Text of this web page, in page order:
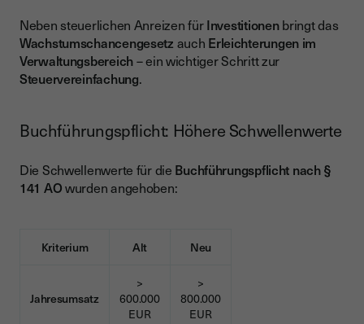
Neben steuerlichen Anreizen fürInvestitionenbringt das
Wachstumschancengesetz auch Erleichterungen im
Verwaltungsbereich– ein wichtiger Schritt zur
Steuervereinfachung.
Buchführungspflicht: Höhere Schwellenwerte
Die Schwellenwerte für die Buchführungspflicht nach §
141 AOwurden angehoben:
Kriterium Alt Neu
Jahresumsatz
>
600.000
EUR
>
800.000
EUR